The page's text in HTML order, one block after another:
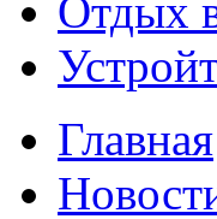
Отдых
Главная